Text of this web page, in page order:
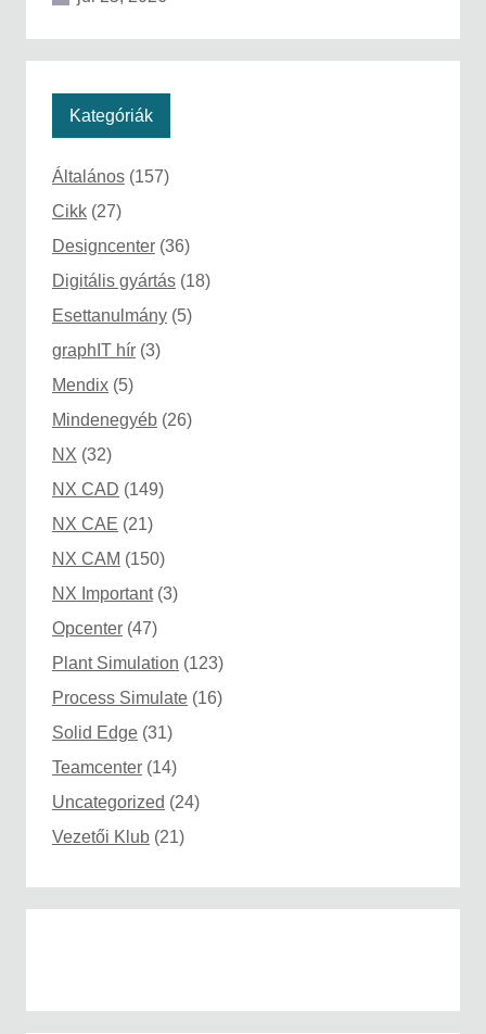
Kategóriák
Általános (157)
Cikk (27)
Designcenter (36)
Digitális gyártás (18)
Esettanulmány (5)
graphIT hír (3)
Mendix (5)
Mindenegyéb (26)
NX (32)
NX CAD (149)
NX CAE (21)
NX CAM (150)
NX Important(3)
Opcenter (47)
Plant Simulation (123)
Process Simulate (16)
Solid Edge (31)
Teamcenter (14)
Uncategorized (24)
Vezetői Klub (21)